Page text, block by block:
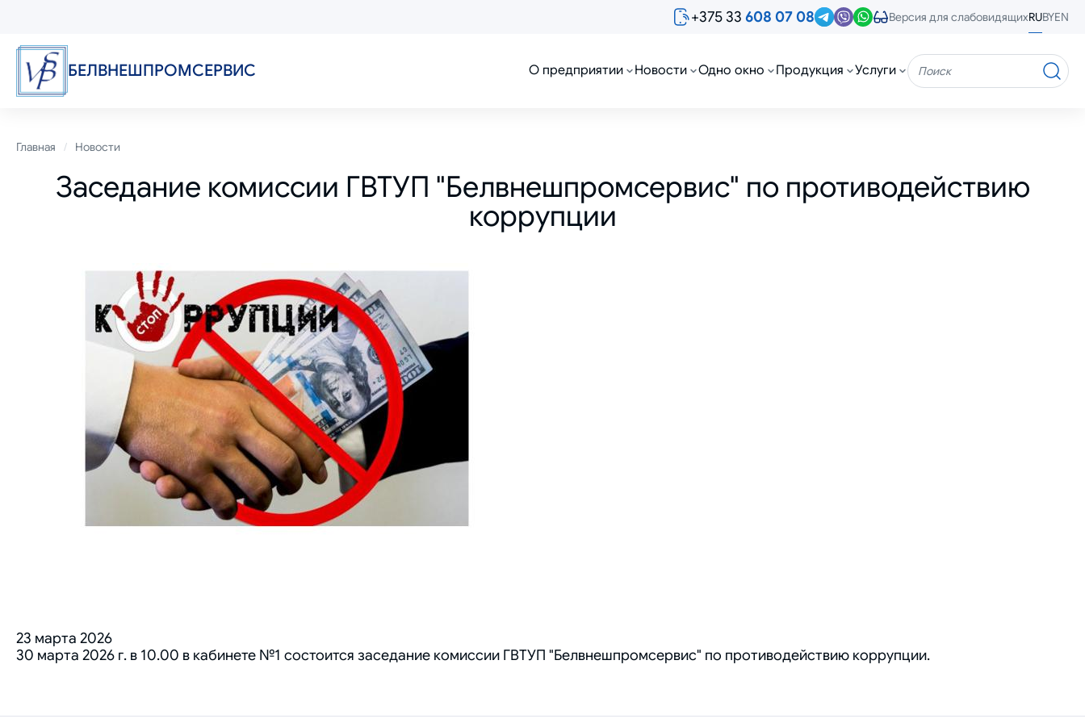
содержанию
+375 33 608 07 08 Версия для слабовидящихRUBYEN
БЕЛВНЕШПРОМСЕРВИС О предприятии Новости Одно окно Продукция Услуги Поиск
Строка
навигации
Главная Новости
Заседание комиссии ГВТУП "Белвнешпромсервис" по противодействию
коррупции
23 марта 2026
30 марта 2026 г. в 10.00 в кабинете №1 состоится заседание комиссии ГВТУП "Белвнешпромсервис" по противодействию коррупции.